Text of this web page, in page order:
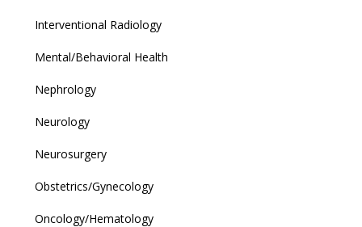
Interventional Radiology
Mental/Behavioral Health
Nephrology
Neurology
Neurosurgery
Obstetrics/Gynecology
Oncology/Hematology